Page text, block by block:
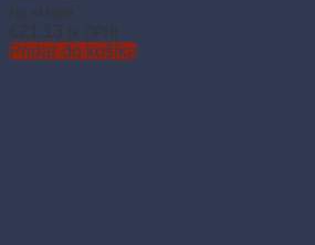
Na sklade
€21.13 (s DPH)
Pridať do košíka